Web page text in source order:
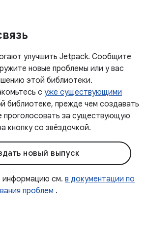
улучшить Jetpack. Сообщите
новые проблемы или у вас
этой библиотеки.
с уже существующими
библиотеке, прежде чем создавать
за существующую
кнопку со звёздочкой.
новый выпуск
информацию см. в документации по
проблем .